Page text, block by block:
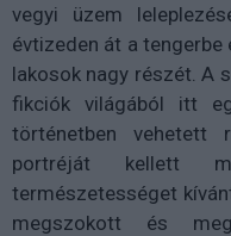
vegyi üzem
évtizeden át a
lakosok nagy részét. A
fikciók világából itt
történetben
portréját kellett
természetességet
megszokott és